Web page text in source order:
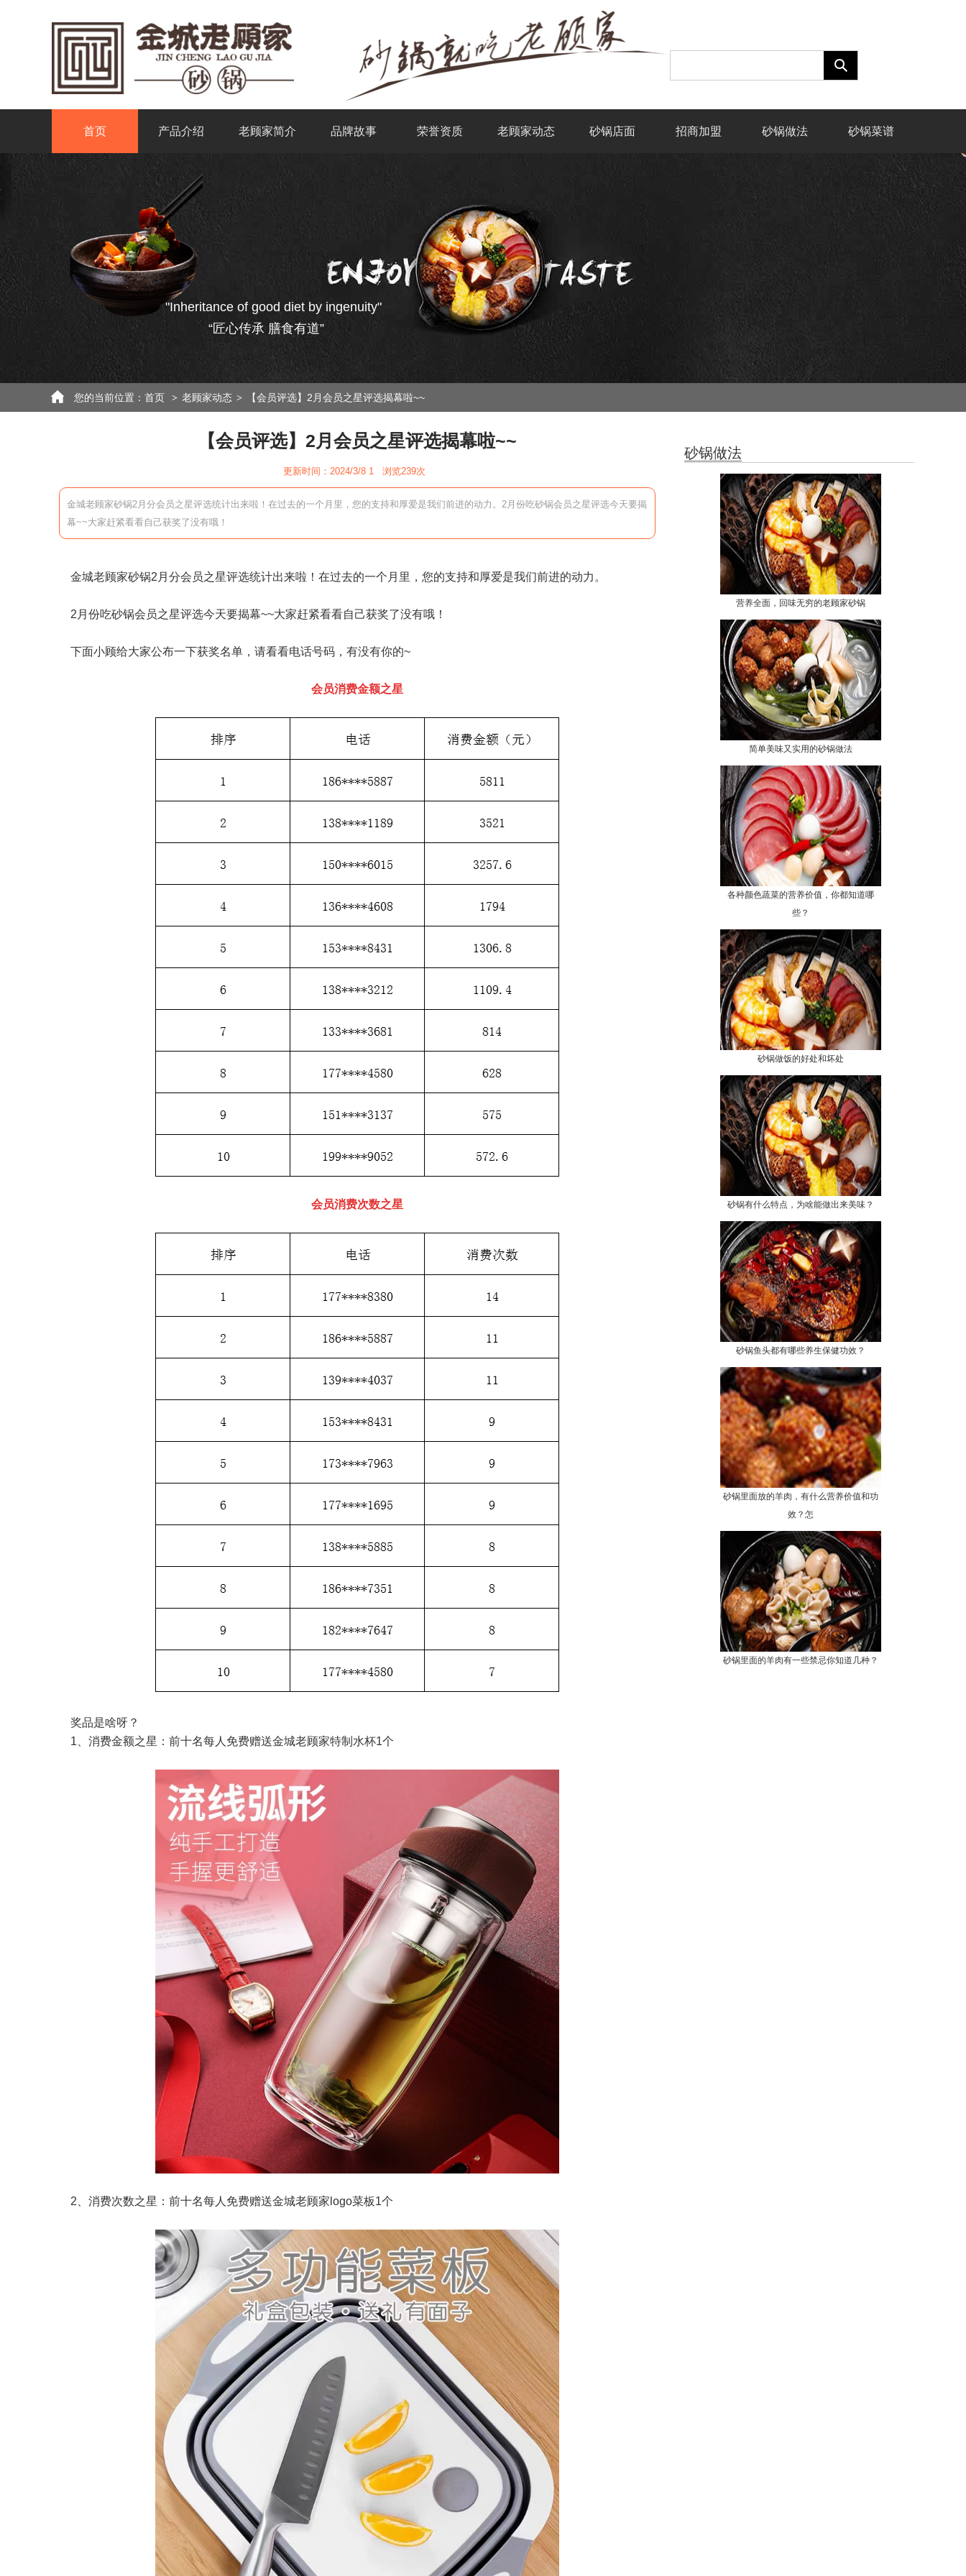
首页 产品介绍 老顾家简介 品牌故事 荣誉资质 老顾家动态 砂锅店面 招商加盟 砂锅做法 砂锅菜谱
"Inheritance of good diet by ingenuity"
“匠心传承 膳食有道”
您的当前位置： 首页 > 老顾家动态 > 【会员评选】2月会员之星评选揭幕啦~~
【会员评选】2月会员之星评选揭幕啦~~
更新时间：2024/3/8 1 浏览239次
金城老顾家砂锅2月分会员之星评选统计出来啦！在过去的一个月里，您的支持和厚爱是我们前进的动力。2月份吃砂锅会员之星评选今天要揭
幕~~大家赶紧看看自己获奖了没有哦！
金城老顾家砂锅2月分会员之星评选统计出来啦！在过去的一个月里，您的支持和厚爱是我们前进的动力。
2月份吃砂锅会员之星评选今天要揭幕~~大家赶紧看看自己获奖了没有哦！
下面小顾给大家公布一下获奖名单，请看看电话号码，有没有你的~
会员消费金额之星
会员消费次数之星
奖品是啥呀？
1、消费金额之星：前十名每人免费赠送金城老顾家特制水杯1个
2、消费次数之星：前十名每人免费赠送金城老顾家logo菜板1个
砂锅做法
营养全面，回味无穷的老顾家砂锅
简单美味又实用的砂锅做法
各种颜色蔬菜的营养价值，你都知道哪
些？
砂锅做饭的好处和坏处
砂锅有什么特点，为啥能做出来美味？
砂锅鱼头都有哪些养生保健功效？
砂锅里面放的羊肉，有什么营养价值和功
效？怎
砂锅里面的羊肉有一些禁忌你知道几种？